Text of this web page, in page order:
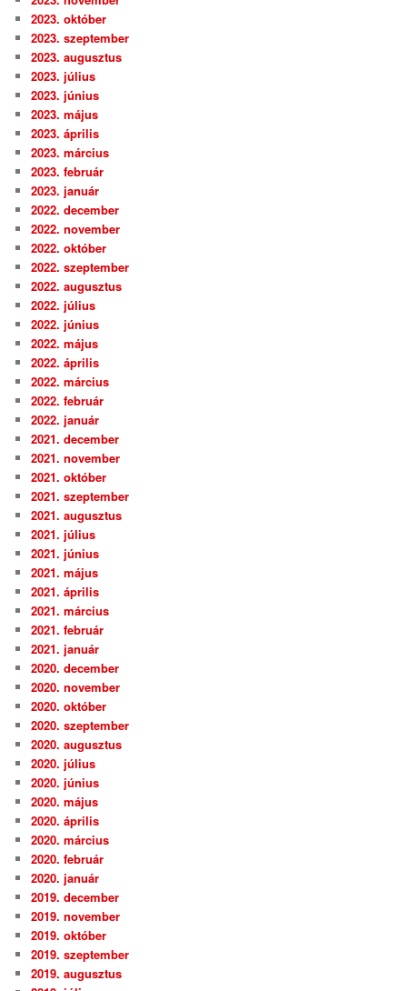
2023. október
2023. szeptember
2023. augusztus
2023. július
2023. június
2023. május
2023. április
2023. március
2023. február
2023. január
2022. december
2022. november
2022. október
2022. szeptember
2022. augusztus
2022. július
2022. június
2022. május
2022. április
2022. március
2022. február
2022. január
2021. december
2021. november
2021. október
2021. szeptember
2021. augusztus
2021. július
2021. június
2021. május
2021. április
2021. március
2021. február
2021. január
2020. december
2020. november
2020. október
2020. szeptember
2020. augusztus
2020. július
2020. június
2020. május
2020. április
2020. március
2020. február
2020. január
2019. december
2019. november
2019. október
2019. szeptember
2019. augusztus